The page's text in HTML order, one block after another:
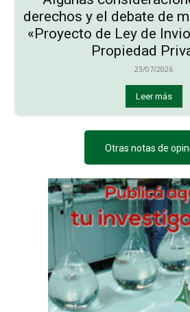
derechos y el debate de
«Proyecto de Ley de
Propiedad
23/07/2026
Leer más
Otras notas de